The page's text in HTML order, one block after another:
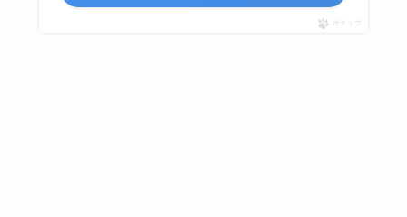
ポチップ